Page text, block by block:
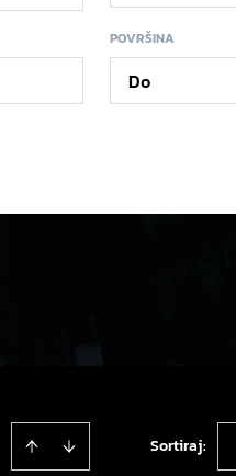
POVRŠINA
Sortiraj: